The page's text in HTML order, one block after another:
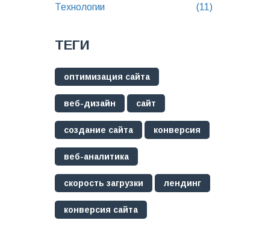
Технологии (11)
ТЕГИ
оптимизация сайта
веб-дизайн сайт
создание сайта конверсия
веб-аналитика
скорость загрузки лендинг
конверсия сайта